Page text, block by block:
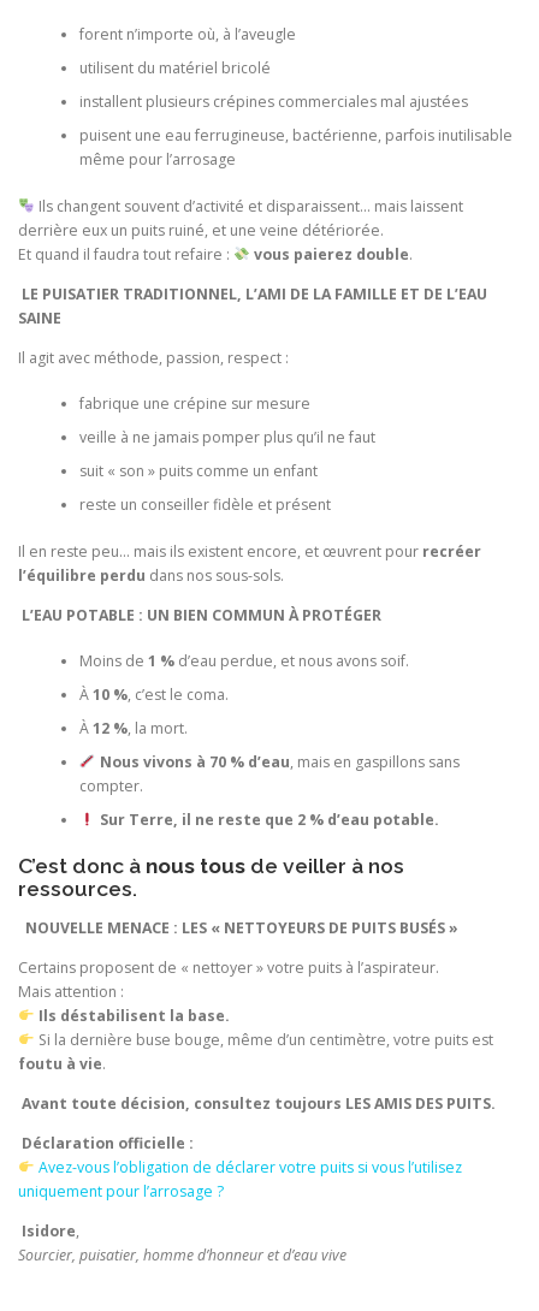
forent n’importe où, à l’aveugle
utilisent du matériel bricolé
installent plusieurs crépines commerciales mal ajustées
puisent une eau ferrugineuse, bactérienne, parfois inutilisable
même pour l’arrosage
Ils changent souvent d’activité et disparaissent… mais laissent
derrière eux un puits ruiné, et une veine détériorée.
Et quand il faudra tout refaire :
vous paierez double.
LE PUISATIER TRADITIONNEL, L’AMI DE LA FAMILLE ET DE L’EAU
SAINE
Il agit avec méthode, passion, respect :
fabrique une crépine sur mesure
veille à ne jamais pomper plus qu’il ne faut
suit « son » puits comme un enfant
reste un conseiller fidèle et présent
Il en reste peu… mais ils existent encore, et œuvrent pour recréer
l’équilibre perdu dans nos sous-sols.
L’EAU POTABLE : UN BIEN COMMUN À PROTÉGER
Moins de 1 %d’eau perdue, et nous avons soif.
À10 %, c’est le coma.
À12 %, la mort.
Nous vivons à 70 % d’eau, mais en gaspillons sans
compter.
Sur Terre, il ne reste que 2 % d’eau potable.
C’est donc à nous tous de veiller à nos
ressources.
NOUVELLE MENACE : LES « NETTOYEURS DE PUITS BUSÉS »
Certains proposent de « nettoyer » votre puits à l’aspirateur.
Mais attention :
Ils déstabilisent la base.
Si la dernière buse bouge, même d’un centimètre, votre puits est
foutu à vie.
Avant toute décision, consultez toujours LES AMIS DES PUITS.
Déclaration officielle :
Avez-vous l’obligation de déclarer votre puits si vous l’utilisez
uniquement pour l’arrosage ?
Isidore,
Sourcier, puisatier, homme d’honneur et d’eau vive